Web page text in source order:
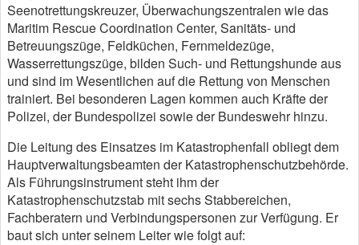
Seenotrettungskreuzer, Überwachungszentralen wie das
Maritim Rescue Coordination Center, Sanitäts- und
Betreuungszüge, Feldküchen, Fernmeldezüge,
Wasserrettungszüge, bilden Such- und Rettungshunde aus
und sind im Wesentlichen auf die Rettung von Menschen
trainiert. Bei besonderen Lagen kommen auch Kräfte der
Polizei, der Bundespolizei sowie der Bundeswehr hinzu.
Die Leitung des Einsatzes im Katastrophenfall obliegt dem
Hauptverwaltungsbeamten der Katastrophenschutzbehörde.
Als Führungsinstrument steht ihm der
Katastrophenschutzstab mit sechs Stabbereichen,
Fachberatern und Verbindungspersonen zur Verfügung. Er
baut sich unter seinem Leiter wie folgt auf: